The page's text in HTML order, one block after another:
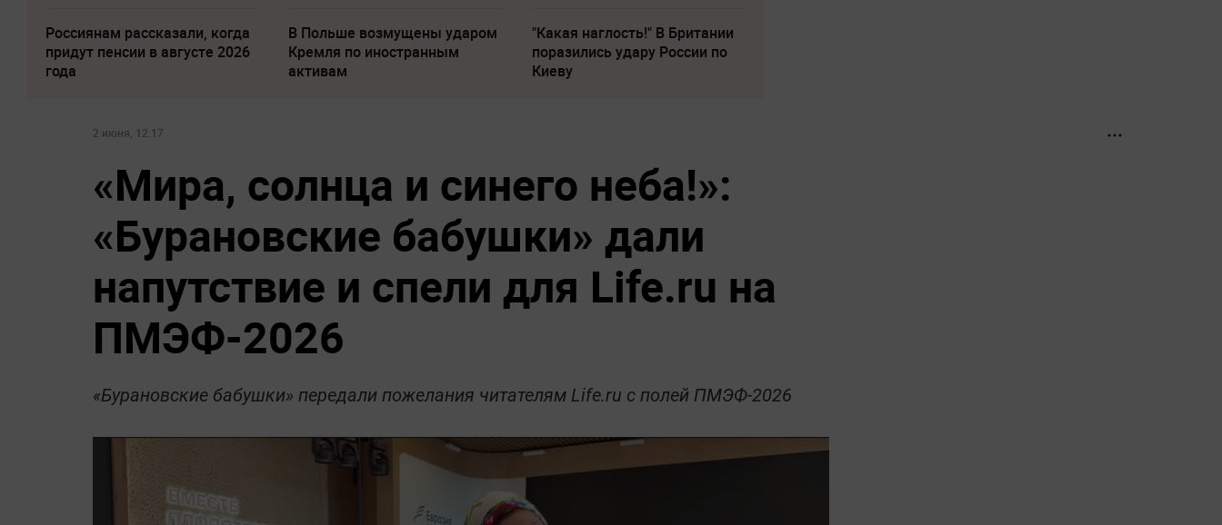
Россиянам рассказали, когда
придут пенсии в августе 2026
года
В Польше возмущены ударом
Кремля по иностранным
активам
"Какая наглость!" В Британии
поразились удару России по
Киеву
2 июня, 12:17
«Мира, солнца и синего неба!»:
«Бурановские бабушки» дали
напутствие и спели для Life.ru на
ПМЭФ-2026
«Бурановские бабушки» передали пожелания читателям Life.ru с полей ПМЭФ-2026